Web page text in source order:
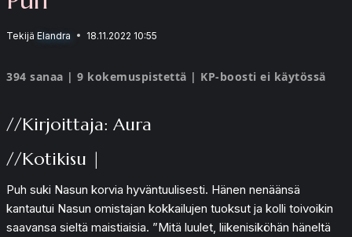
Tekijä Elandra 18.11.2022 10:55
394 sanaa | 9 kokemuspistettä | KP-boosti ei käytössä
//Kirjoittaja: Aura
//Kotikisu |
Puh suki Nasun korvia hyväntuulisesti. Hänen nenäänsä
kantautui Nasun omistajan kokkailujen tuoksut ja kolli toivoikin
saavansa sieltä maistiaisia. ”Mitä luulet, liikenisiköhän häneltä